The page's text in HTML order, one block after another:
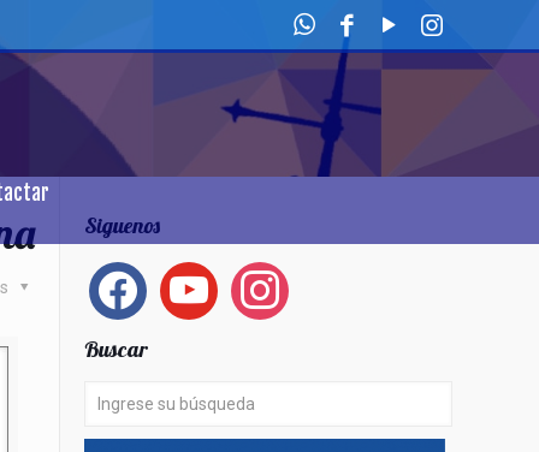
Siguenos
facebook youtube instagram
Buscar